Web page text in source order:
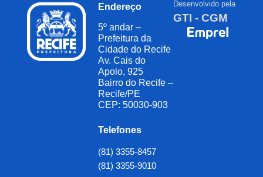
Endereço
5º andar –
Prefeitura da
Cidade do Recife
Av. Cais do
Apolo, 925
Bairro do Recife –
Recife/PE
CEP: 50030-903
Telefones
(81) 3355-8457
(81) 3355-9010
Desenvolvido pela
GTI - CGM